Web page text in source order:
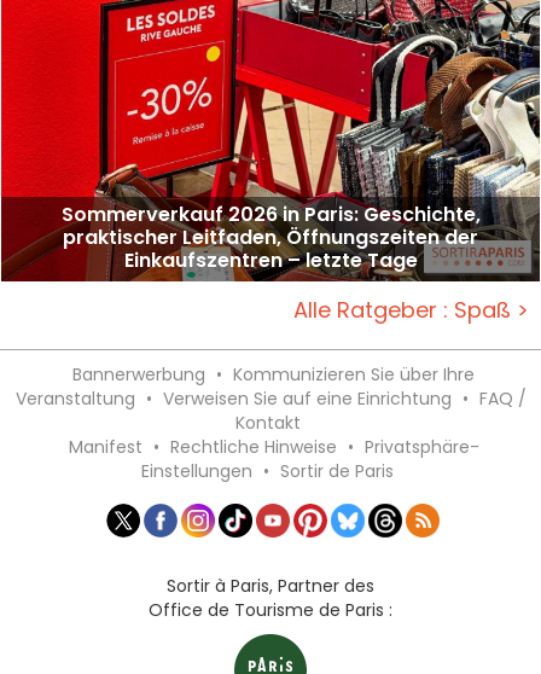
Sommerverkauf 2026 in Paris: Geschichte,
praktischer Leitfaden, Öffnungszeiten der
Einkaufszentren – letzte Tage
Alle Ratgeber : Spaß >
Bannerwerbung • Kommunizieren Sie über Ihre
Veranstaltung • Verweisen Sie auf eine Einrichtung • FAQ /
Kontakt
Manifest • Rechtliche Hinweise • Privatsphäre-
Einstellungen • Sortir de Paris
Sortir à Paris, Partner des
Office de Tourisme de Paris :